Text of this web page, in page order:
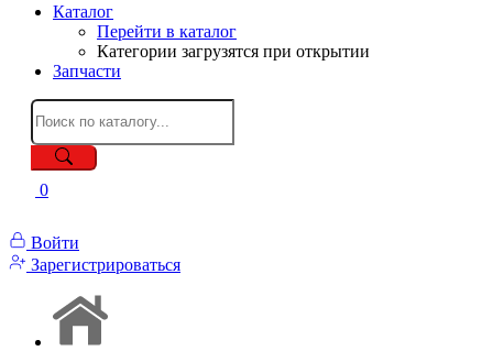
Каталог
Перейти в каталог
Категории загрузятся при открытии
Запчасти
0
Войти
Зарегистрироваться